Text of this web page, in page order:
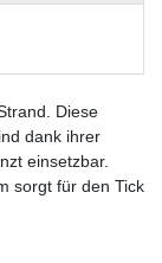
Diese
dank ihrer
einsetzbar.
sorgt für den Tick